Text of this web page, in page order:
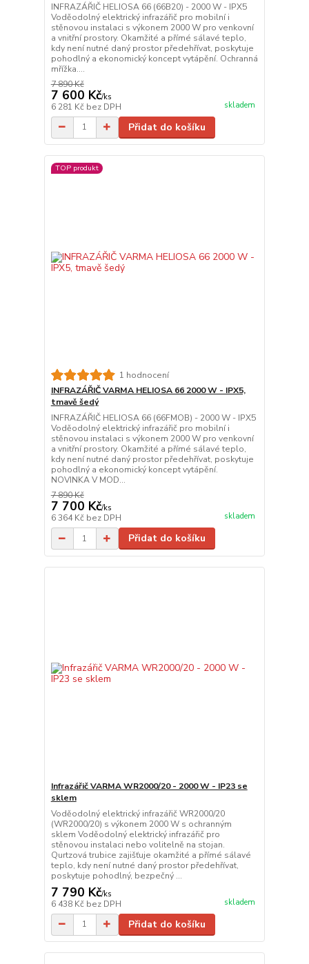
INFRAZÁŘIČ HELIOSA 66 (66B20) - 2000 W - IPX5
Voděodolný elektrický infrazářič pro mobilní i
stěnovou instalaci s výkonem 2000 W pro venkovní
a vnitřní prostory. Okamžité a přímé sálavé teplo,
kdy není nutné daný prostor předehřívat, poskytuje
pohodlný a ekonomický koncept vytápění. Ochranná
mřížka....
7 890 Kč
7 600 Kč/ks
6 281 Kč bez DPH skladem
Přidat do košíku
TOP produkt
1 hodnocení
INFRAZÁŘIČ VARMA HELIOSA 66 2000 W - IPX5,
tmavě šedý
INFRAZÁŘIČ HELIOSA 66 (66FMOB) - 2000 W - IPX5
Voděodolný elektrický infrazářič pro mobilní i
stěnovou instalaci s výkonem 2000 W pro venkovní
a vnitřní prostory. Okamžité a přímé sálavé teplo,
kdy není nutné daný prostor předehřívat, poskytuje
pohodlný a ekonomický koncept vytápění.
NOVINKA V MOD...
7 890 Kč
7 700 Kč/ks
6 364 Kč bez DPH skladem
Přidat do košíku
Infrazářič VARMA WR2000/20 - 2000 W - IP23 se
sklem
Voděodolný elektrický infrazářič WR2000/20
(WR2000/20) s výkonem 2000 W s ochranným
sklem Voděodolný elektrický infrazářič pro
stěnovou instalaci nebo volitelně na stojan.
Qurtzová trubice zajišťuje okamžité a přímé sálavé
teplo, kdy není nutné daný prostor předehřívat,
poskytuje pohodlný, bezpečný ...
7 790 Kč/ks
6 438 Kč bez DPH skladem
Přidat do košíku